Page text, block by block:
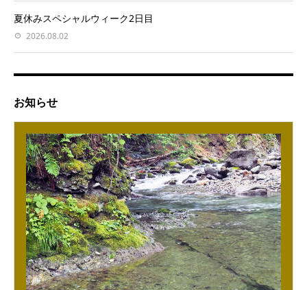
夏休みスペシャルウィーク2日目
2026.08.02
お知らせ